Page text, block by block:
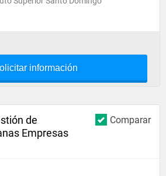
información
Comparar
de
Empresas